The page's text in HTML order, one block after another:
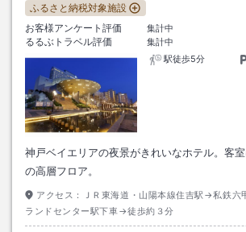
ふるさと納税対象施設
お客様アンケート評価
集計中
るるぶトラベル評価
集計中
駅徒歩5分
神戸ベイエリアの夜景がきれいなホテル。客
の高層フロア。
アクセス：
ＪＲ東海道・山陽本線住吉駅→私鉄六
ランドセンター駅下車→徒歩約３分